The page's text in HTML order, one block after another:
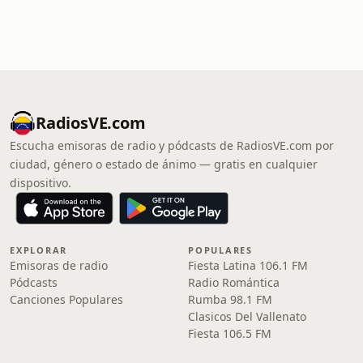
RadiosVE.com
Escucha emisoras de radio y pódcasts de RadiosVE.com por
ciudad, género o estado de ánimo — gratis en cualquier
dispositivo.
EXPLORAR
Emisoras de radio
Pódcasts
Canciones Populares
POPULARES
Fiesta Latina 106.1 FM
Radio Romántica
Rumba 98.1 FM
Clasicos Del Vallenato
Fiesta 106.5 FM